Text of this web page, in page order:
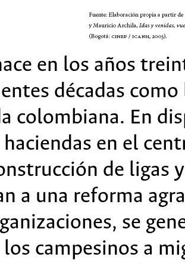
en los años
décadas
colombiana. En
haciendas en el
de ligas
a una reforma
se
campesinos a